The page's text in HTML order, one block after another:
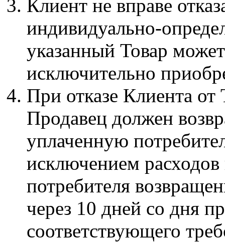
Клиент не вправе
индивидуально-
указанный Товар
исключительно
При отказе Клиента от
Продавец должен
уплаченную
исключением расходов
потребителя
через 10 дней со дня
соответствующего